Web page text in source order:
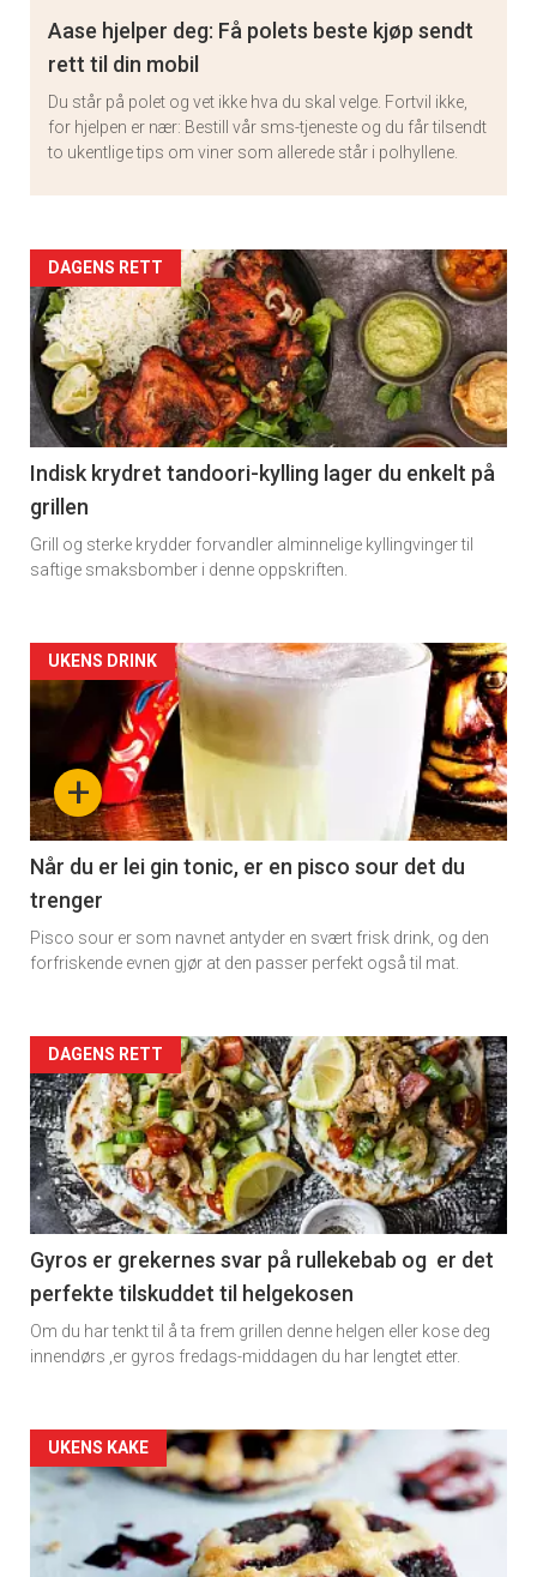
×
Apéritif
Vi tilbyr flere ukentlige nyhetsbrev. Du
kan fritt velge hvilke du ønsker å få
tilsendt.
Registrer deg
Aase hjelper deg: Få polets beste kjøp sendt
rett til din mobil
Du står på polet og vet ikke hva du skal velge. Fortvil ikke,
for hjelpen er nær: Bestill vår sms-tjeneste og du får tilsendt
to ukentlige tips om viner som allerede står i polhyllene.
Artikler
detail
-
section
11
DAGENS RETT
Indisk krydret tandoori-kylling lager du enkelt på
grillen
Grill og sterke krydder forvandler alminnelige kyllingvinger til
saftige smaksbomber i denne oppskriften.
Artikler
detail
section
11
Dagens
rett
+
UKENS DRINK
Når du er lei gin tonic, er en pisco sour det du
trenger
Pisco sour er som navnet antyder en svært frisk drink, og den
forfriskende evnen gjør at den passer perfekt også til mat.
Artikler
detail
-
section
11
Dagens
rett
DAGENS RETT
Gyros er grekernes svar på rullekebab og er det
perfekte tilskuddet til helgekosen
Om du har tenkt til å ta frem grillen denne helgen eller kose deg
innendørs ,er gyros fredags-middagen du har lengtet etter.
Artikler
detail
-
UKENS KAKE